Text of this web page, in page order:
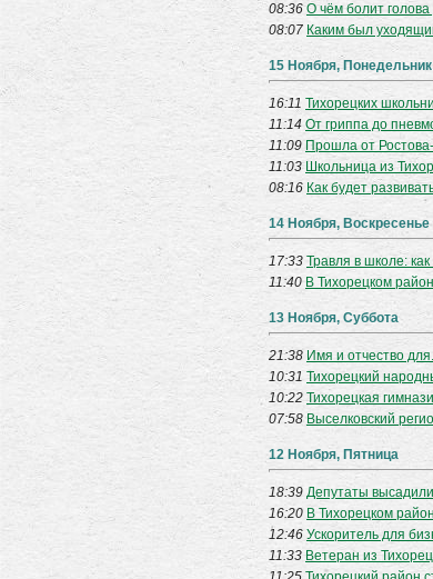
08:36 О чём болит
08:07 Каким был
15 Ноября, Понедельник
16:11 Тихорецких
11:14 От гриппа до
11:09 Прошла от
11:03 Школьница из
08:16 Как будет
14 Ноября, Воскресенье
17:33 Травля в школе:
11:40 В Тихорецком
13 Ноября, Суббота
21:38 Имя и отчество
10:31 Тихорецкий
10:22 Тихорецкая
07:58 Выселковский
12 Ноября, Пятница
18:39 Депутаты
16:20 В Тихорецком
12:46 Ускоритель для
11:33 Ветеран из